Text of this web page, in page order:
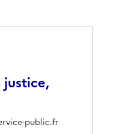
justice,
public.fr